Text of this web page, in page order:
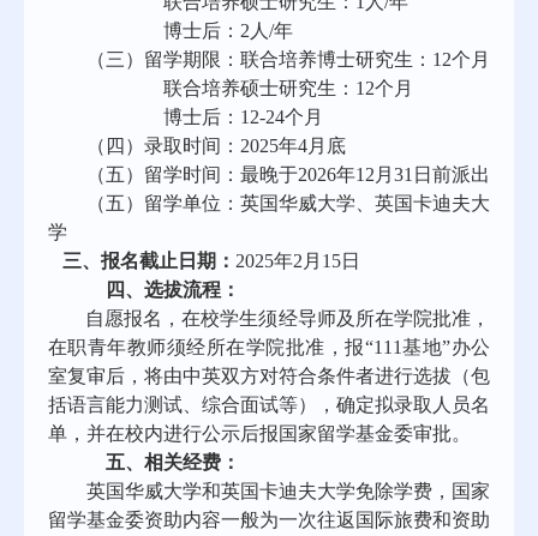
博士后： 2人 /年
（三）留学期限：联合培养博士研究生 ： 12个月
联合培养硕士研究生： 12个月
博士后： 12-24个月
（四） 录取时间： 2025年4月底
（五）留学时间：最晚于2026年12月31日 前派出
（五）留学单位：英国华威大学 、英国卡迪夫大
学
三、报名截止日期： 2025年2 月 1 5日
四、选拔流程：
自愿报名，在校学生须经导师及所在学院批准，
在职青年教师须经所在学院批准，报“111基地”办公
室复审后，将由中英双方对符合条件者进行选拔（包
括语言能力测试、综合面试等），确定拟录取人员名
单，并在校内进行公示后报国家留学基金委审批。
五、相关经费：
英国华威大学和英国卡迪夫大学免除学费，国家
留学基金委资助内容一般为一次往返国际旅费和资助